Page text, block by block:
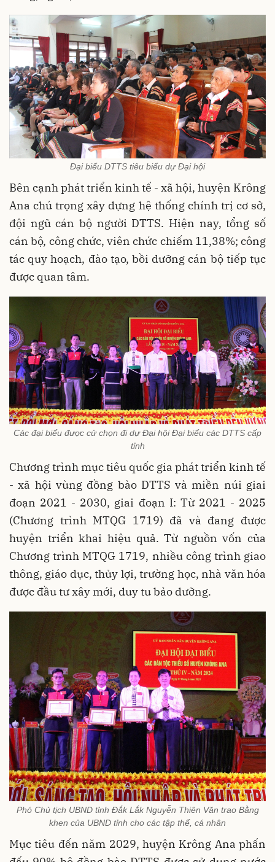
Đại biểu DTTS tiêu biểu dự Đại hội
Bên cạnh phát triển kinh tế - xã hội, huyện Krông
Ana chú trọng xây dựng hệ thống chính trị cơ sở,
đội ngũ cán bộ người DTTS. Hiện nay, tổng số
cán bộ, công chức, viên chức chiếm 11,38%; công
tác quy hoạch, đào tạo, bồi dưỡng cán bộ tiếp tục
được quan tâm.
Các đại biểu được cử chọn đi dự Đại hội Đại biểu các DTTS cấp
tỉnh
Chương trình mục tiêu quốc gia phát triển kinh tế
- xã hội vùng đồng bào DTTS và miền núi giai
đoạn 2021 - 2030, giai đoạn I: Từ 2021 - 2025
(Chương trình MTQG 1719) đã và đang được
huyện triển khai hiệu quả. Từ nguồn vốn của
Chương trình MTQG 1719, nhiều công trình giao
thông, giáo dục, thủy lợi, trường học, nhà văn hóa
được đầu tư xây mới, duy tu bảo dưỡng.
Phó Chủ tịch UBND tỉnh Đắk Lắk Nguyễn Thiên Văn trao Bằng
khen của UBND tỉnh cho các tập thể, cá nhân
Mục tiêu đến năm 2029, huyện Krông Ana phấn